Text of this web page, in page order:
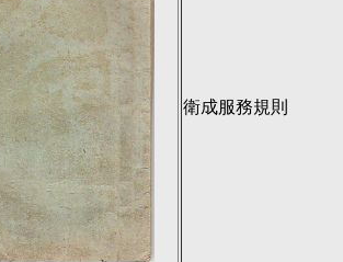
衛成服務規則